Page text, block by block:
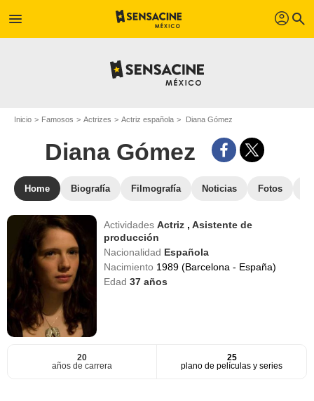
menu profil search
Inicio Famosos Actrizes Actriz española Diana Gómez
Diana Gómez
Home Biografía Filmografía Noticias Fotos
ActividadesActriz ,Asistente de
producción
Nacionalidad Española
Nacimiento 1989 (Barcelona - España)
Edad37 años
20
años de carrera
25
plano de películas y series